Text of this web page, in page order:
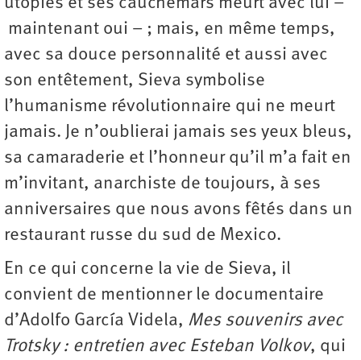
utopies et ses cauchemars meurt avec lui –
maintenant oui – ; mais, en même temps,
avec sa douce personnalité et aussi avec
son entêtement, Sieva symbolise
l’humanisme révolutionnaire qui ne meurt
jamais. Je n’oublierai jamais ses yeux bleus,
sa camaraderie et l’honneur qu’il m’a fait en
m’invitant, anarchiste de toujours, à ses
anniversaires que nous avons fêtés dans un
restaurant russe du sud de Mexico.
En ce qui concerne la vie de Sieva, il
convient de mentionner le documentaire
d’Adolfo García Videla, Mes souvenirs avec
Trotsky : entretien avec Esteban Volkov, qui